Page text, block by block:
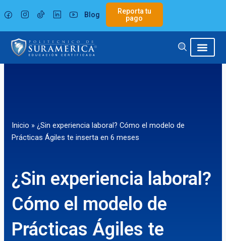
al
contenido
Blog
Reporta tu
pago
Inicio » ¿Sin experiencia laboral? Cómo el modelo de
Prácticas Ágiles te inserta en 6 meses
¿Sin experiencia laboral?
Cómo el modelo de
Prácticas Ágiles te